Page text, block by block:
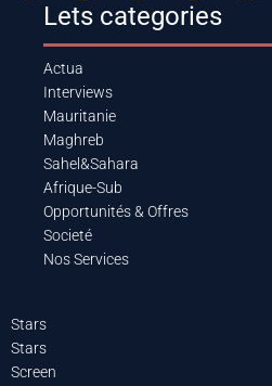
Lets categories
Actua
Interviews
Mauritanie
Maghreb
Sahel&Sahara
Afrique-Sub
Opportunités & Offres
Societé
Nos Services
Stars
Stars
Screen